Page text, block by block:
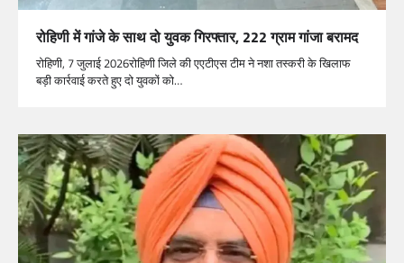
रोहिणी में गांजे के साथ दो युवक गिरफ्तार, 222 ग्राम गांजा बरामद
रोहिणी, 7 जुलाई 2026रोहिणी जिले की एएटीएस टीम ने नशा तस्करी के खिलाफ
बड़ी कार्रवाई करते हुए दो युवकों को…